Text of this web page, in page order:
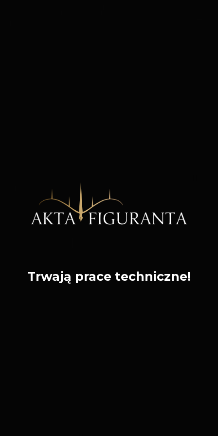
Trwają prace techniczne!